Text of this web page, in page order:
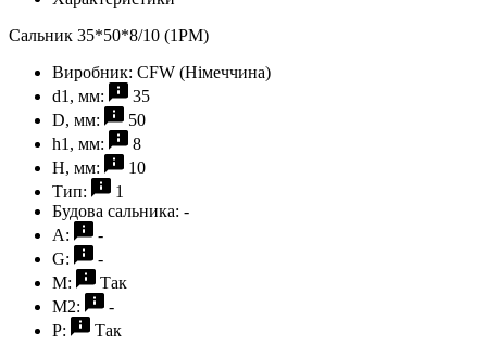
Сальник 35*50*8/10 (1PM)
Виробник: CFW (Німеччина)
d1, мм:
35
D, мм:
50
h1, мм:
8
H, мм:
10
Тип:
1
Будова сальника: -
A:
-
G:
-
M:
Так
M2:
-
P:
Так